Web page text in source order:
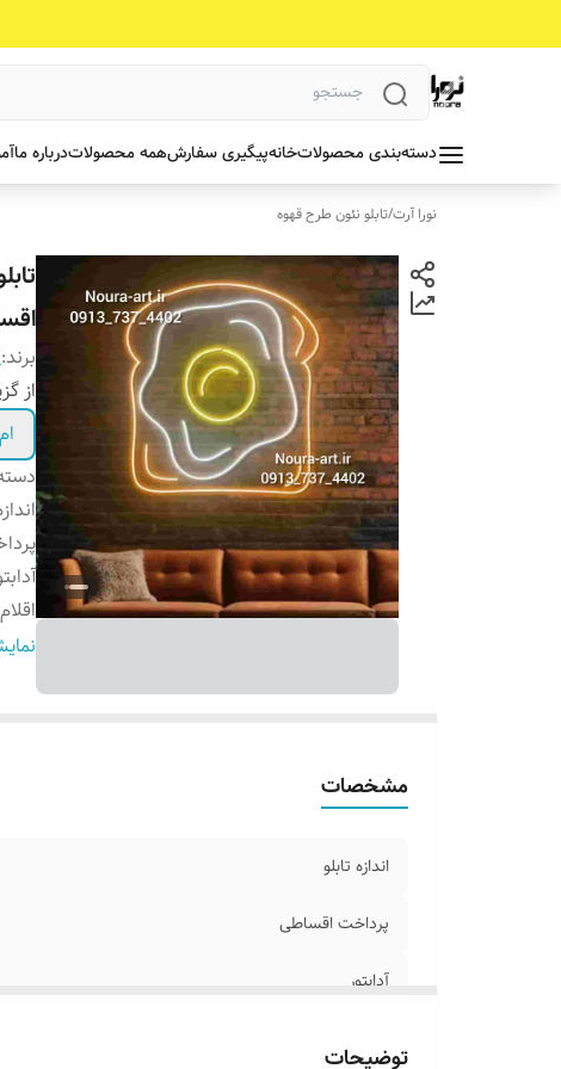
دسته‌بندی محصولاتخانهپیگیری سفارشهمه محصولاتدرباره ما
نورا آرت/تابلو نئون طرح قهوه
برند:
از
مشخصات
اندازه تابلو
پرداخت اقساطی
آدابتور
توضیحات